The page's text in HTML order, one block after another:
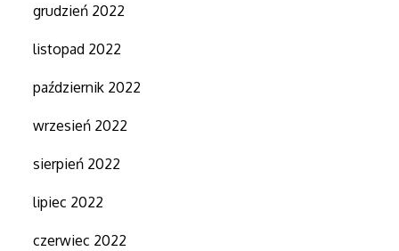
grudzień 2022
listopad 2022
październik 2022
wrzesień 2022
sierpień 2022
lipiec 2022
czerwiec 2022